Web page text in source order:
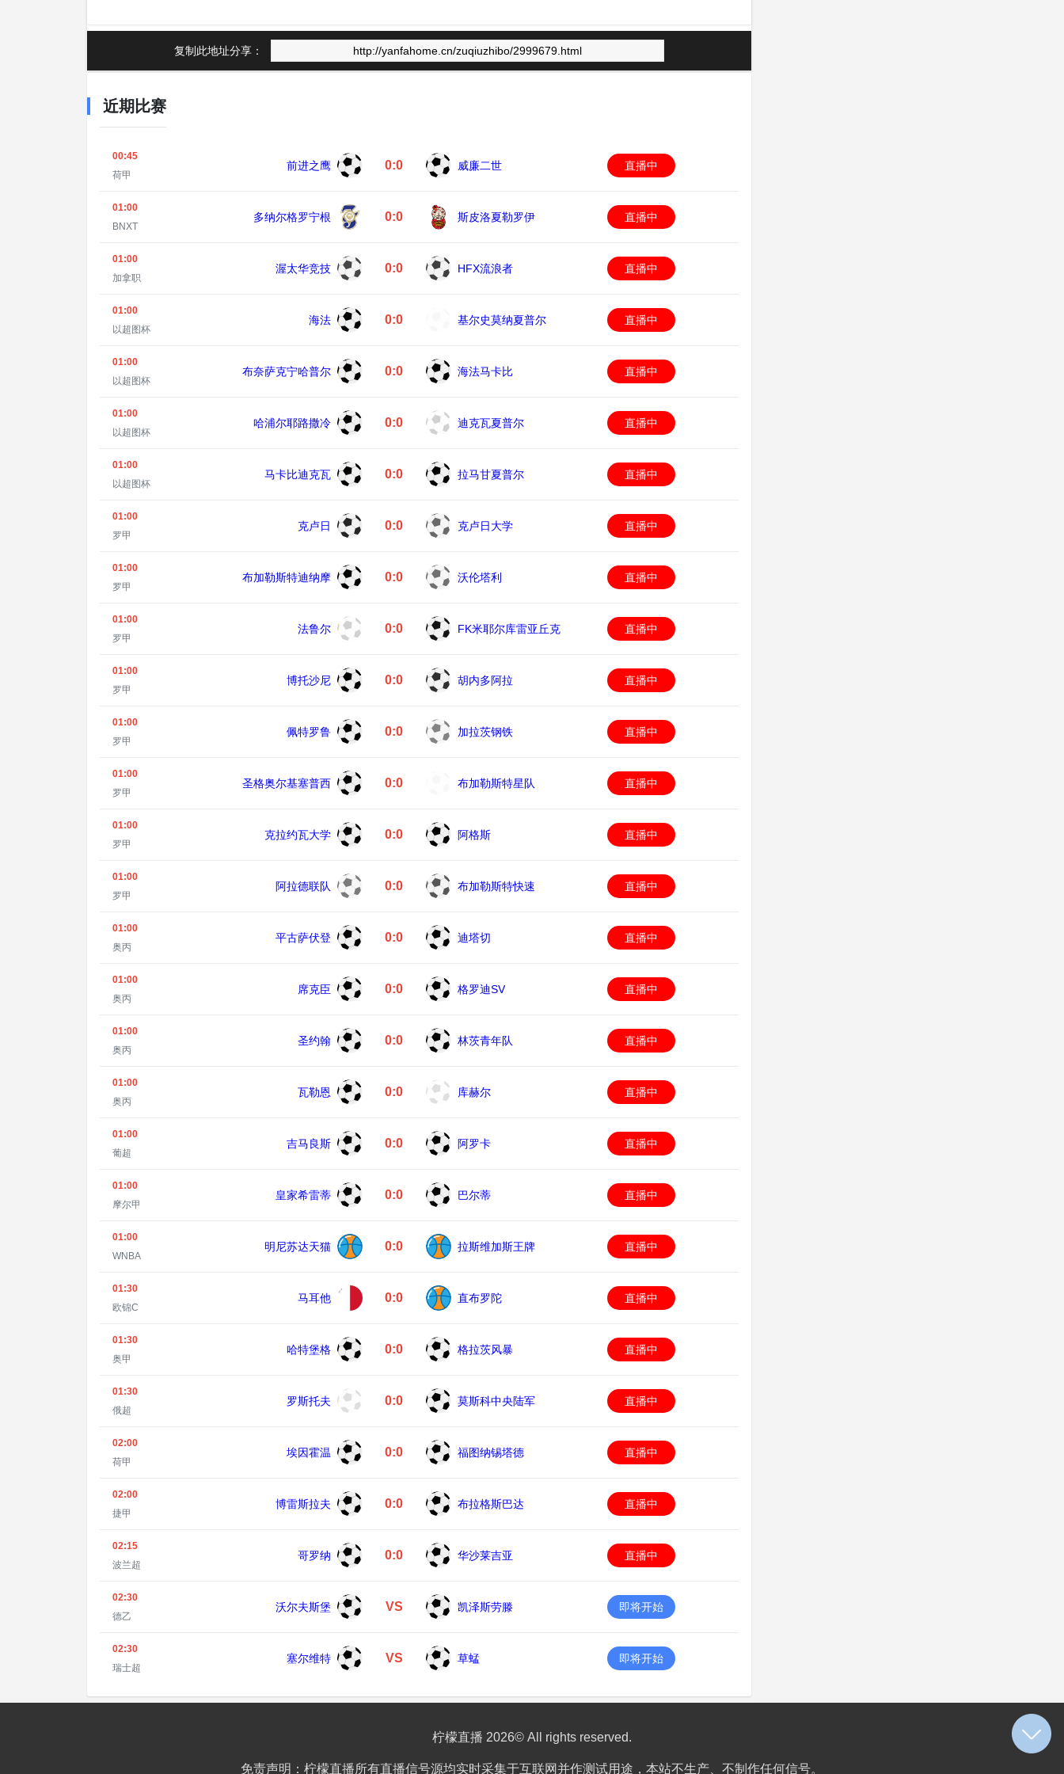
复制此地址分享：
近期比赛
00:45
荷甲
前进之鹰 0:0 威廉二世 直播中
01:00
BNXT
多纳尔格罗宁根 0:0 斯皮洛夏勒罗伊 直播中
01:00
加拿职
渥太华竞技 0:0 HFX流浪者 直播中
01:00
以超图杯
海法 0:0 基尔史莫纳夏普尔 直播中
01:00
以超图杯
布奈萨克宁哈普尔 0:0 海法马卡比 直播中
01:00
以超图杯
哈浦尔耶路撒冷 0:0 迪克瓦夏普尔 直播中
01:00
以超图杯
马卡比迪克瓦 0:0 拉马甘夏普尔 直播中
01:00
罗甲
克卢日 0:0 克卢日大学 直播中
01:00
罗甲
布加勒斯特迪纳摩 0:0 沃伦塔利 直播中
01:00
罗甲
法鲁尔 0:0 FK米耶尔库雷亚丘克 直播中
01:00
罗甲
博托沙尼 0:0 胡内多阿拉 直播中
01:00
罗甲
佩特罗鲁 0:0 加拉茨钢铁 直播中
01:00
罗甲
圣格奥尔基塞普西 0:0 布加勒斯特星队 直播中
01:00
罗甲
克拉约瓦大学 0:0 阿格斯 直播中
01:00
罗甲
阿拉德联队 0:0 布加勒斯特快速 直播中
01:00
奥丙
平古萨伏登 0:0 迪塔切 直播中
01:00
奥丙
席克臣 0:0 格罗迪SV 直播中
01:00
奥丙
圣约翰 0:0 林茨青年队 直播中
01:00
奥丙
瓦勒恩 0:0 库赫尔 直播中
01:00
葡超
吉马良斯 0:0 阿罗卡 直播中
01:00
摩尔甲
皇家希雷蒂 0:0 巴尔蒂 直播中
01:00
WNBA
明尼苏达天猫 0:0 拉斯维加斯王牌 直播中
01:30
欧锦C
马耳他 0:0 直布罗陀 直播中
01:30
奥甲
哈特堡格 0:0 格拉茨风暴 直播中
01:30
俄超
罗斯托夫 0:0 莫斯科中央陆军 直播中
02:00
荷甲
埃因霍温 0:0 福图纳锡塔德 直播中
02:00
捷甲
博雷斯拉夫 0:0 布拉格斯巴达 直播中
02:15
波兰超
哥罗纳 0:0 华沙莱吉亚 直播中
02:30
德乙
沃尔夫斯堡 VS 凯泽斯劳滕 即将开始
02:30
瑞士超
塞尔维特 VS 草蜢 即将开始
柠檬直播 2026© All rights reserved.
免责声明：柠檬直播所有直播信号源均实时采集于互联网并作测试用途，本站不生产、不制作任何信号。